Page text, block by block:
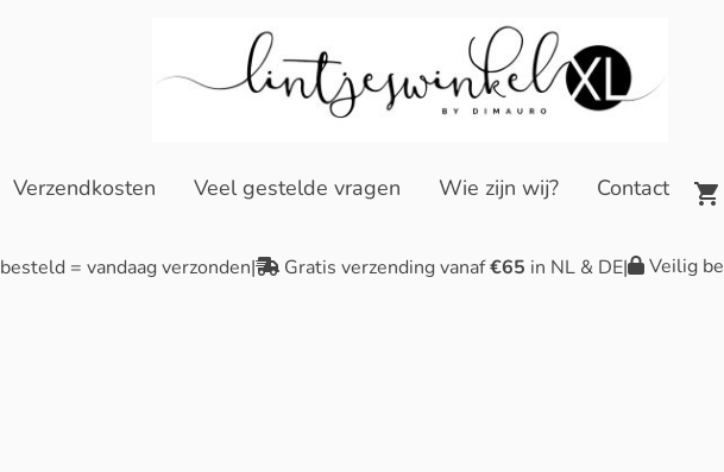
Verzendkosten Veel gestelde vragen Wie zijn wij? Contact
besteld = vandaag verzonden| Gratis verzending vanaf€65 in NL & DE| Veilig